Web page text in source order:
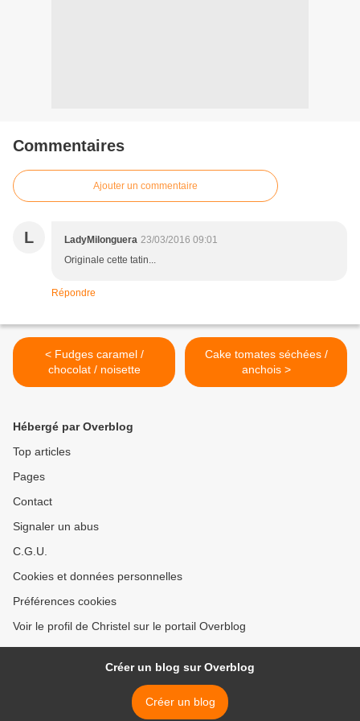
Commentaires
Ajouter un commentaire
L LadyMilonguera 23/03/2016 09:01
Originale cette tatin...
Répondre
< Fudges caramel /
chocolat / noisette
Cake tomates séchées /
anchois >
Hébergé par Overblog
Top articles
Pages
Contact
Signaler un abus
C.G.U.
Cookies et données personnelles
Préférences cookies
Voir le profil de Christel sur le portail Overblog
Créer un blog sur Overblog
Créer un blog